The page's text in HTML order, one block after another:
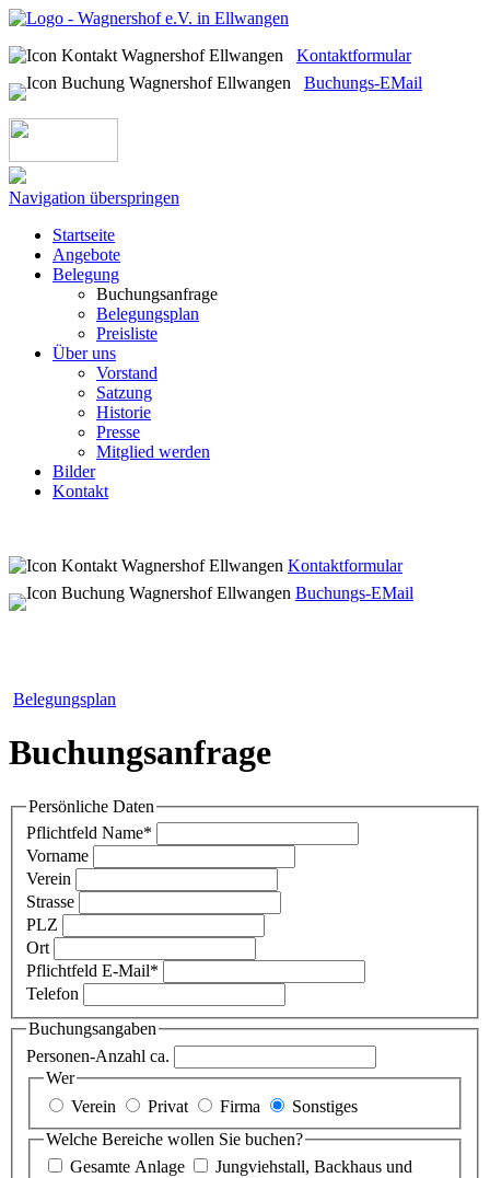
Kontaktformular
Buchungs-EMail
Navigation überspringen
Startseite
Angebote
Belegung
Buchungsanfrage
Belegungsplan
Preisliste
Über uns
Vorstand
Satzung
Historie
Presse
Mitglied werden
Bilder
Kontakt
Kontaktformular
Buchungs-EMail
Belegungsplan
Buchungsanfrage
Persönliche Daten
Pflichtfeld Name*
Vorname
Verein
Strasse
PLZ
Ort
Pflichtfeld E-Mail*
Telefon
Buchungsangaben
Personen-Anzahl ca.
Wer
Verein
Privat Firma
Sonstiges
Welche Bereiche wollen Sie buchen?
Gesamte Anlage
Jungviehstall, Backhaus und